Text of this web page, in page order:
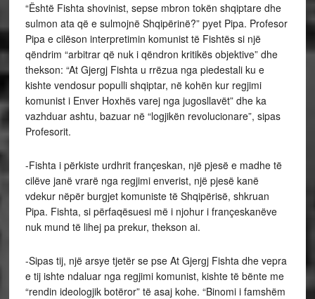
“Është Fishta shovinist, sepse mbron tokën shqiptare dhe
sulmon ata që e sulmojnë Shqipërinë?” pyet Pipa. Profesor
Pipa e cilëson interpretimin komunist të Fishtës si një
qëndrim “arbitrar që nuk i qëndron kritikës objektive” dhe
thekson: “At Gjergj Fishta u rrëzua nga piedestali ku e
kishte vendosur populli shqiptar, në kohën kur regjimi
komunist i Enver Hoxhës varej nga jugosllavët” dhe ka
vazhduar ashtu, bazuar në “logjikën revolucionare”, sipas
Profesorit.
-Fishta i përkiste urdhrit françeskan, një pjesë e madhe të
cilëve janë vrarë nga regjimi enverist, një pjesë kanë
vdekur nëpër burgjet komuniste të Shqipërisë, shkruan
Pipa. Fishta, si përfaqësuesi më i njohur i françeskanëve
nuk mund të lihej pa prekur, thekson ai.
-Sipas tij, një arsye tjetër se pse At Gjergj Fishta dhe vepra
e tij ishte ndaluar nga regjimi komunist, kishte të bënte me
“rendin ideologjik botëror” të asaj kohe. “Binomi i famshëm